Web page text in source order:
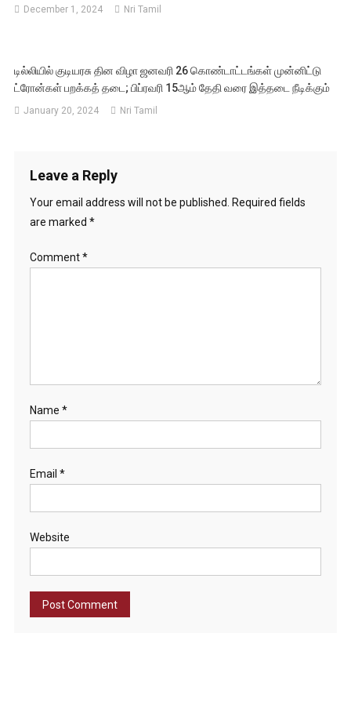
December 1, 2024 Nri Tamil
டில்லியில் குடியரசு தின விழா ஜனவரி 26 கொண்டாட்டங்கள் முன்னிட்டு
ட்ரோன்கள் பறக்கத் தடை; பிப்ரவரி 15ஆம் தேதி வரை இத்தடை நீடிக்கும்
January 20, 2024 Nri Tamil
Leave a Reply
Your email address will not be published.
Required fields
are marked *
Comment*
Name *
Email *
Website